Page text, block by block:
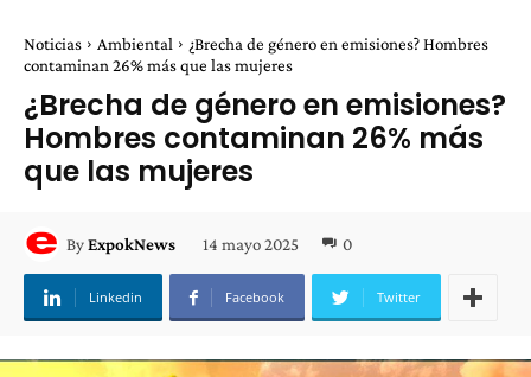
Noticias Ambiental
¿Brecha de género en emisiones? Hombres
contaminan 26% más que las mujeres
¿Brecha de género en emisiones?
Hombres contaminan 26% más
que las mujeres
ByExpokNews 14 mayo 2025 0
Linkedin Facebook Twitter